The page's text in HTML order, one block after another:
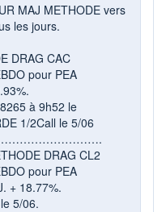
MAJ METHODE vers
les jours.
DRAG CAC
pour PEA
à 9h52 le
1/2Call le 5/06
DRAG CL2
pour PEA
+ 18.77%.
5/06.